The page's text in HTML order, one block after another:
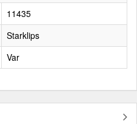
11435
Starklips
Var